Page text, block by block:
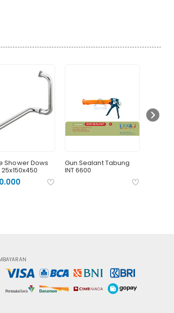
Shower Dows
25x150x450
Gun Sealant Tabung
INT 6600